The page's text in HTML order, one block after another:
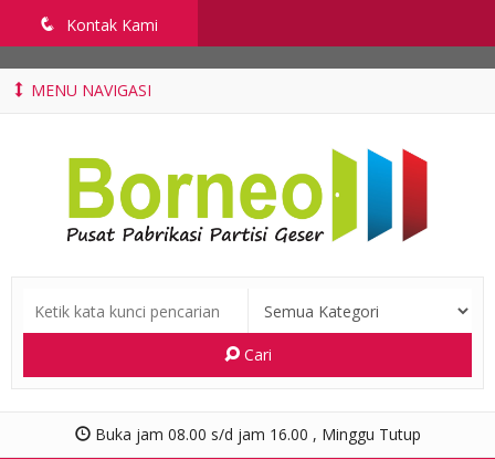
q Kontak Kami
MENU NAVIGASI
Cari
Buka jam 08.00 s/d jam 16.00 , Minggu Tutup